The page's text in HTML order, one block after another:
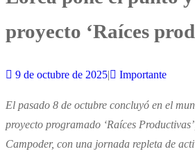
proyecto ‘Raíces
9 de octubre de 2025| Importante
El pasado 8 de octubre concluyó en el
proyecto programado ‘Raíces
Campoder, con una jornada repleta de